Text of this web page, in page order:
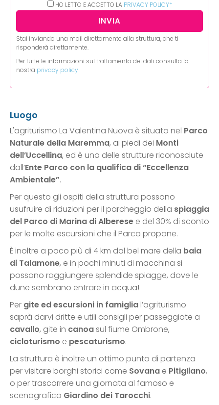
HO LETTO E ACCETTO LA PRIVACY POLICY*
Stai inviando una mail direttamente alla struttura, che ti
risponderà direttamente.
Per tutte le informazioni sul trattamento dei dati consulta la
nostra privacy policy
Luogo
L'agriturismo La Valentina Nuova è situato nel Parco
Naturale della Maremma, ai piedi dei Monti
dell’Uccellina, ed è una delle strutture riconosciute
dall’Ente Parco con la qualifica di “Eccellenza
Ambientale”.
Per questo gli ospiti della struttura possono
usufruire di riduzioni per il parcheggio della spiaggia
del Parco di Marina di Alberese e del 30% di sconto
per le molte escursioni che il Parco propone.
È inoltre a poco più di 4 km dal bel mare della baia
di Talamone, e in pochi minuti di macchina si
possono raggiungere splendide spiagge, dove le
dune sembrano entrare in acqua!
Per gite ed escursioni in famiglial’agriturismo
saprà darvi dritte e utili consigli per passeggiate a
cavallo, gite in canoasul fiume Ombrone,
cicloturismo e pescaturismo.
La struttura è inoltre un ottimo punto di partenza
per visitare borghi storici come Sovana e Pitigliano,
o per trascorrere una giornata al famoso e
scenografico Giardino dei Tarocchi.